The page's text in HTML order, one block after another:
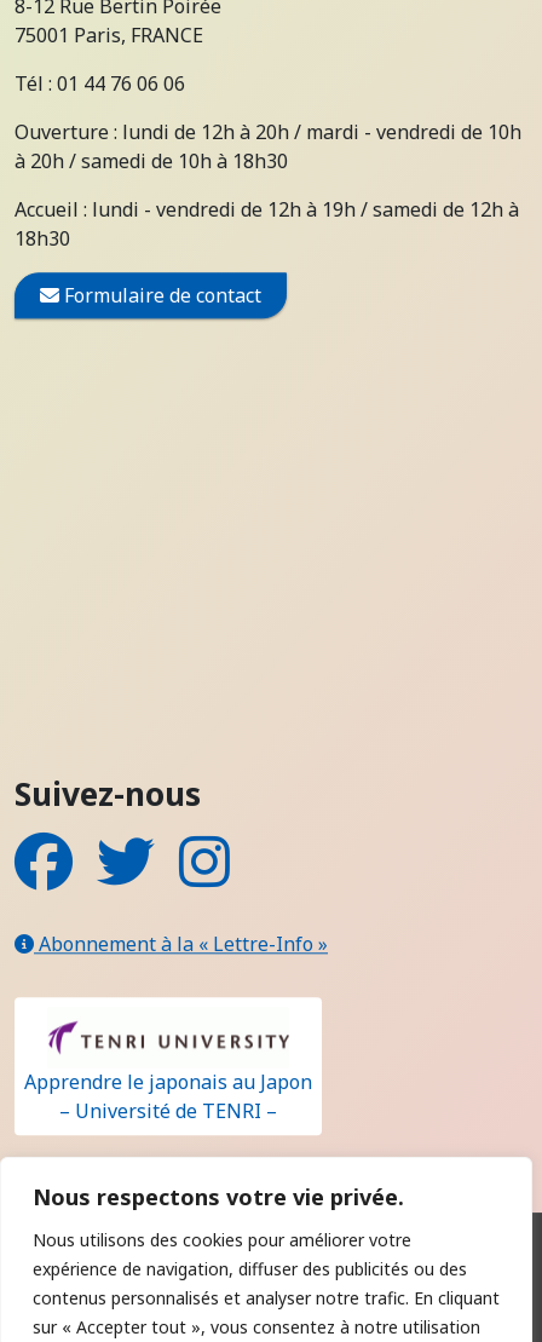
Nous respectons votre vie privée.
Nous utilisons des cookies pour améliorer votre
expérience de navigation, diffuser des publicités ou des
contenus personnalisés et analyser notre trafic. En cliquant
sur « Accepter tout », vous consentez à notre utilisation
8-12 Rue Bertin Poirée
75001 Paris, FRANCE
Tél : 01 44 76 06 06
Ouverture : lundi de 12h à 20h / mardi - vendredi de 10h
à 20h / samedi de 10h à 18h30
Accueil : lundi - vendredi de 12h à 19h / samedi de 12h à
18h30
Formulaire de contact
Suivez-nous
FacebookTwitter Instagram
Abonnement à la « Lettre-Info »
Apprendre le japonais au Japon
– Université de TENRI –
Qui sommes-nous ?
Contact
Règlement intérieur